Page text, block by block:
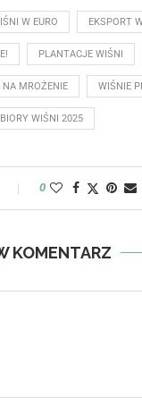
W EURO EKSPORT
PLANTACJE WIŚNI
NA MROŻENIE WIŚNIE
WIŚNI 2025
0
KOMENTARZ